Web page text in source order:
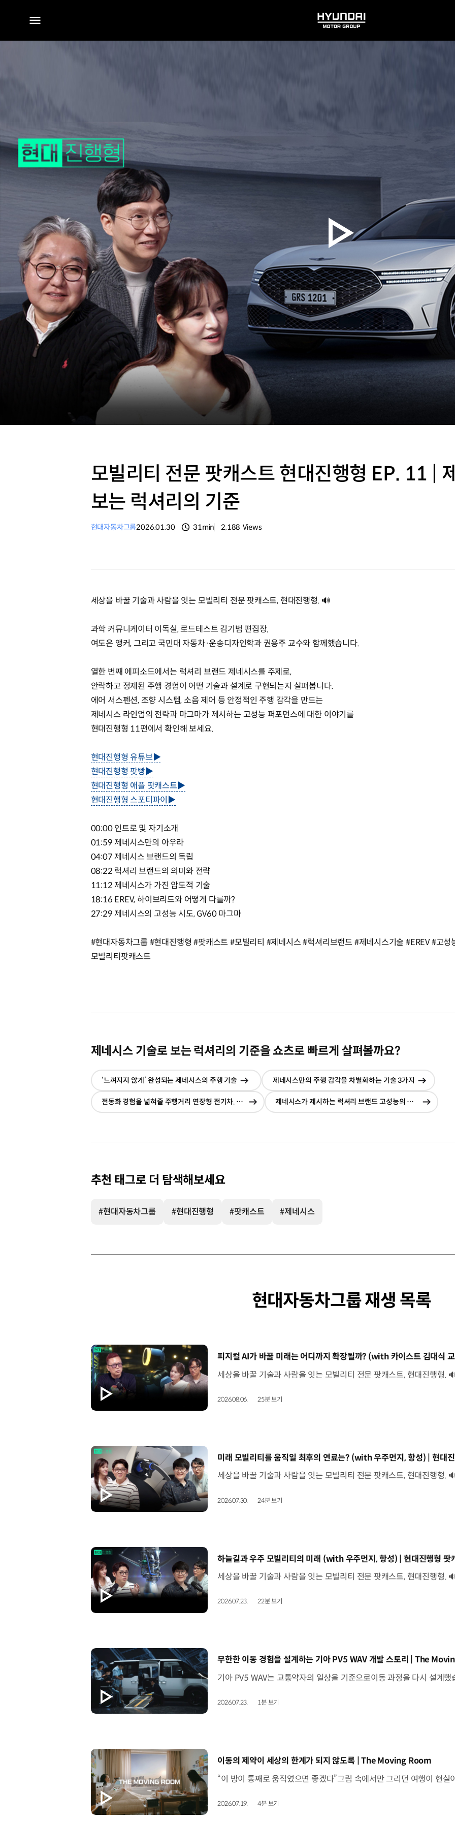
전체
HYUNDAI
MOTOR
모빌리티 전문 팟캐스트 현대진행형 EP. 11 |
보는 럭셔리의 기준
현대자동차그룹2026.01.30 31min 2,188 Views
세상을 바꿀 기술과 사람을 잇는 모빌리티 전문 팟캐스트, 현대진행형. 🔊
과학 커뮤니케이터 이독실, 로드테스트 김기범 편집장,
여도은 앵커‬, 그리고 국민대 자동차·운송디자인학과 권용주 교수와 함께했습니다.
열한 번째 에피소드에서는 럭셔리 브랜드 제네시스를 주제로,
안락하고 정제된 주행 경험이 어떤 기술과 설계로 구현되는지 살펴봅니다.
에어 서스펜션, 조향 시스템, 소음 제어 등 안정적인 주행 감각을 만드는
제네시스 라인업의 전략과 마그마가 제시하는 고성능 퍼포먼스에 대한 이야기를
현대진행형 11편에서 확인해 보세요.
현대진행형 유튜브▶
현대진행형 팟빵▶
현대진행형 애플 팟캐스트▶
현대진행형 스포티파이▶
00:00 인트로 및 자기소개
01:59 제네시스만의 아우라
04:07 제네시스 브랜드의 독립
08:22 럭셔리 브랜드의 의미와 전략
11:12 제네시스가 가진 압도적 기술
18:16 EREV, 하이브리드와 어떻게 다를까?
27:29 제네시스의 고성능 시도, GV60 마그마
#현대자동차그룹 #현대진행형 #팟캐스트 #모빌리티 #제네시스 #럭셔리브랜드 #제네시스기술 #EREV #고
모빌리티팟캐스트
제네시스 기술로 보는 럭셔리의 기준을 쇼츠로 빠르게 살펴볼까요?
‘느껴지지 않게’ 완성되는 제네시스의 주행 기술
현재창에서
이동
제네시스만의 주행 감각을 차별화하는 기술 3가지
현재창
이동
전동화 경험을 넓혀줄 주행거리 연장형 전기차‚ 제네시스 EREV
현재창에서
제네시스가 제시하는 럭셔리 브랜드 고성능의 방향‚ 마그마
현재창
추천 태그로 더 탐색해보세요
#현대자동차그룹 #현대진행형 #팟캐스트 #제네시스
현대자동차그룹 재생 목록
[동영상]
2026.08.06. 25분 보기
[동영상]
미래 모빌리티를 움직일 최후의 연료는? (with 우주먼지, 항성) | 현대
2026.07.30. 24분 보기
[동영상]
하늘길과 우주 모빌리티의 미래 (with 우주먼지, 항성) | 현대진행형 팟
2026.07.23. 22분 보기
[동영상]
무한한 이동 경험을 설계하는 기아 PV5 WAV 개발 스토리 | The
2026.07.23. 1분 보기
[동영상]
이동의 제약이 세상의 한계가 되지 않도록 | The Moving Room
2026.07.19. 4분 보기